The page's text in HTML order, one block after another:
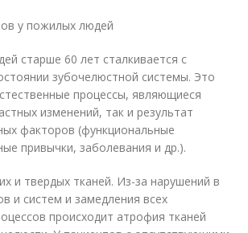
у пожилых людей
старше 60 лет сталкивается с
зубочелюстной системы. Это
процессы, являющиеся
изменений, так и результат
факторов (функциональные
привычки, заболевания и др.).
и твердых тканей. Из-за нарушений в
и систем и замедления всех
происходит атрофия тканей